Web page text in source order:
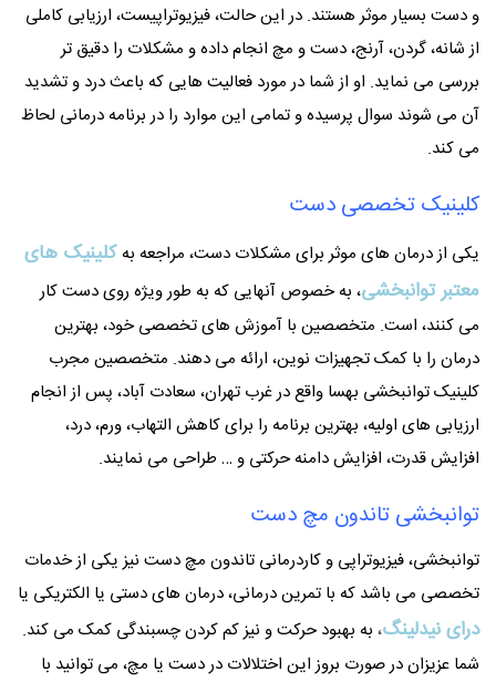
و دست بسیار موثر هستند. در این حالت، فیزیوتراپیست، ارزیابی کاملی
از شانه، گردن، آرنج، دست و مچ انجام داده و مشکلات را دقیق تر
بررسی می نماید. او از شما در مورد فعالیت هایی که باعث درد و تشدید
آن می شوند سوال پرسیده و تمامی این موارد را در برنامه درمانی لحاظ
می کند.
کلینیک تخصصی دست
یکی از درمان های موثر برای مشکلات دست، مراجعه بهکلینیک های
معتبر توانبخشی، به خصوص آنهایی که به طور ویژه روی دست کار
می کنند، است. متخصصین با آموزش های تخصصی خود، بهترین
درمان را با کمک تجهیزات نوین، ارائه می دهند. متخصصین مجرب
کلینیک توانبخشی بهسا واقع در غرب تهران، سعادت آباد، پس از انجام
ارزیابی های اولیه، بهترین برنامه را برای کاهش التهاب، ورم، درد،
افزایش قدرت، افزایش دامنه حرکتی و … طراحی می نمایند.
توانبخشی تاندون مچ دست
توانبخشی، فیزیوتراپی و کاردرمانی تاندون مچ دست نیز یکی از خدمات
تخصصی می باشد که با تمرین درمانی، درمان های دستی یا الکتریکی یا
درای نیدلینگ، به بهبود حرکت و نیز کم کردن چسبندگی کمک می کند.
شما عزیزان در صورت بروز این اختلالات در دست یا مچ، می توانید با